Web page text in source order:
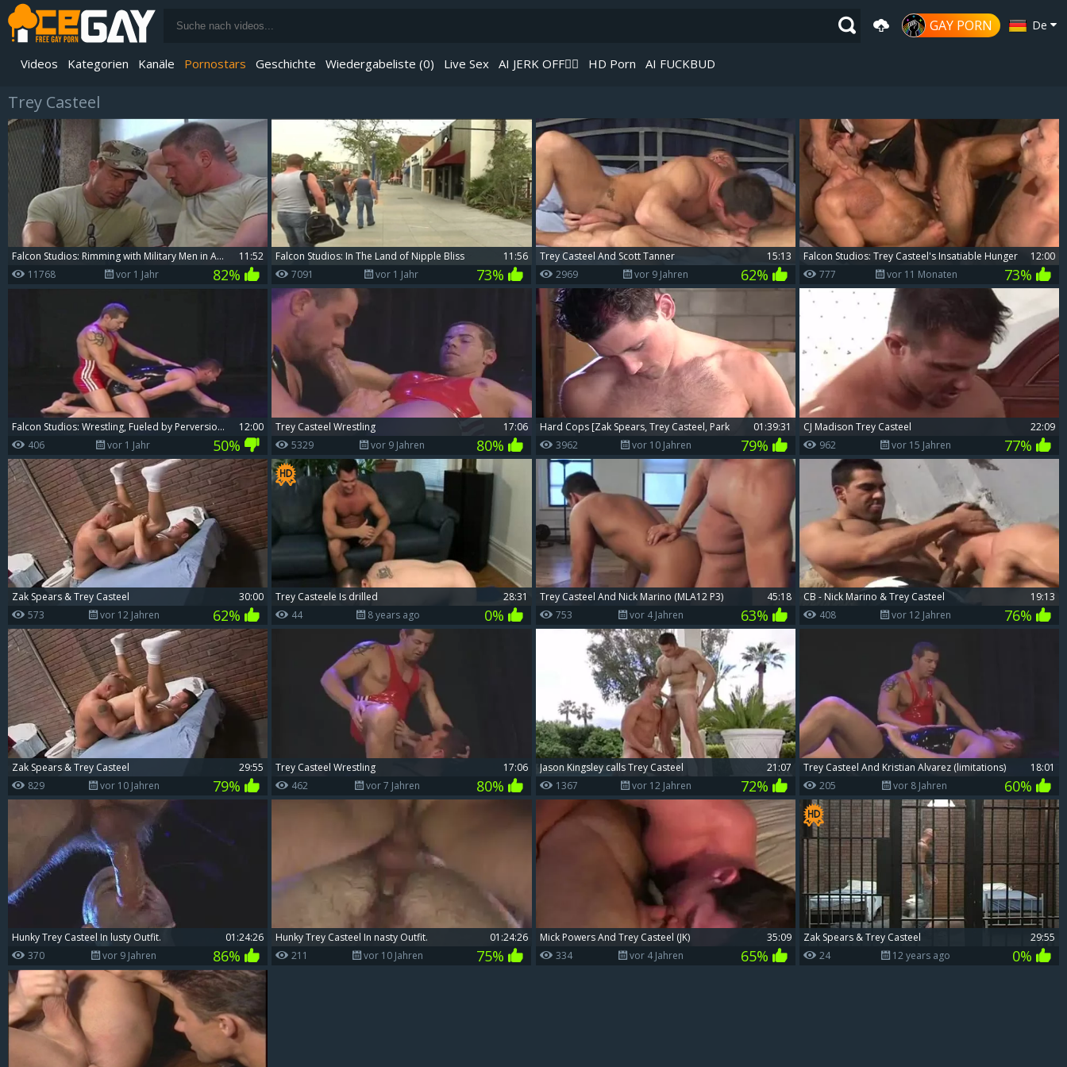
GAY PORN De
Videos Kategorien Kanäle Pornostars Geschichte Wiedergabeliste (0) Live Sex AI JERK OFF🏳️‍🌈 HD Porn AI FUCKBUD
Wiedergabeliste
Ihr playlist ist derzeit leer. Füge Galerien zu der Playlist hinzu, indem du auf das Icon bei einem deiner Lieblingsvideos klickst.
Trey Casteel
Falcon Studios: Rimming with Military Men in Action
11:52
11768
vor 1 Jahr 82%
Falcon Studios: In The Land of Nipple Bliss
11:56
7091
vor 1 Jahr 73%
Trey Casteel And Scott Tanner
15:13
2969
vor 9 Jahren 62%
Falcon Studios: Trey Casteel's Insatiable Hunger
12:00
777
vor 11 Monaten 73%
Falcon Studios: Wrestling, Fueled by Perversion and Tattoos
12:00
406
vor 1 Jahr 50%
Trey Casteel Wrestling
17:06
5329
vor 9 Jahren 80%
Hard Cops [Zak Spears, Trey Casteel, Park
01:39:31
3962
vor 10 Jahren 79%
CJ Madison Trey Casteel
22:09
962
vor 15 Jahren 77%
Zak Spears & Trey Casteel
30:00
573
vor 12 Jahren 62%
Trey Casteele Is drilled
28:31
44
8 years ago 0%
Trey Casteel And Nick Marino (MLA12 P3)
45:18
753
vor 4 Jahren 63%
CB - Nick Marino & Trey Casteel
19:13
408
vor 12 Jahren 76%
Zak Spears & Trey Casteel
29:55
829
vor 10 Jahren 79%
Trey Casteel Wrestling
17:06
462
vor 7 Jahren 80%
Jason Kingsley calls Trey Casteel
21:07
1367
vor 12 Jahren 72%
Trey Casteel And Kristian Alvarez (limitations)
18:01
205
vor 8 Jahren 60%
Hunky Trey Casteel In lusty Outfit.
01:24:26
370
vor 9 Jahren 86%
Hunky Trey Casteel In nasty Outfit.
01:24:26
211
vor 10 Jahren 75%
Mick Powers And Trey Casteel (JK)
35:09
334
vor 4 Jahren 65%
Zak Spears & Trey Casteel
29:55
24
12 years ago 0%